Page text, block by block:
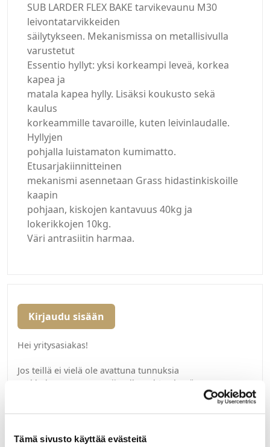
Tämä sivusto käyttää evästeitä
SUB LARDER FLEX BAKE tarvikevaunu M30
leivontatarvikkeiden
säilytykseen. Mekanismissa on metallisivulla
varustetut
Essentio hyllyt: yksi korkeampi leveä, korkea
kapea ja
matala kapea hylly. Lisäksi koukusto sekä
kaulus
korkeammille tavaroille, kuten leivinlaudalle.
Hyllyjen
pohjalla luistamaton kumimatto.
Etusarjakiinnitteinen
mekanismi asennetaan Grass hidastinkiskoille
kaapin
pohjaan, kiskojen kantavuus 40kg ja
lokerikkojen 10kg.
Väri antrasiitin harmaa.
Kirjaudu sisään
Hei yritysasiakas!
Jos teillä ei vielä ole avattuna tunnuksia
verkkokauppaamme, niin olkaa yhteydessä
1